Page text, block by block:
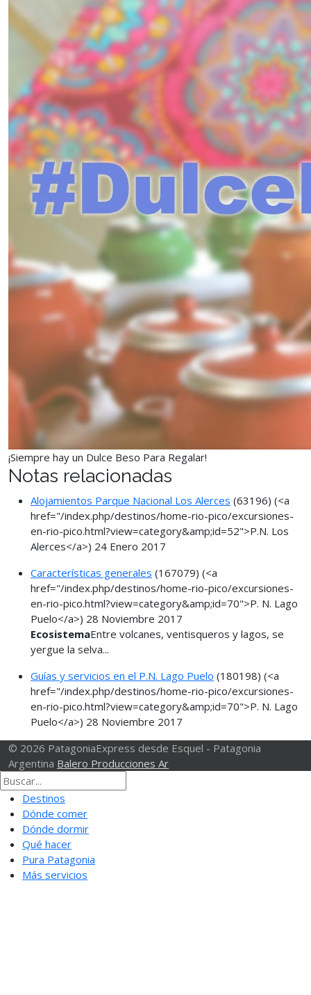
¡Siempre hay un Dulce Beso Para Regalar!
Notas relacionadas
Alojamientos Parque Nacional Los Alerces (63196) (<a
href="/index.php/destinos/home-rio-pico/excursiones-
en-rio-pico.html?view=category&amp;id=52">P.N. Los
Alerces</a>) 24 Enero 2017
Características generales (167079) (<a
href="/index.php/destinos/home-rio-pico/excursiones-
en-rio-pico.html?view=category&amp;id=70">P. N. Lago
Puelo</a>) 28 Noviembre 2017
EcosistemaEntre volcanes, ventisqueros y lagos, se
yergue la selva...
Guías y servicios en el P.N. Lago Puelo (180198) (<a
href="/index.php/destinos/home-rio-pico/excursiones-
en-rio-pico.html?view=category&amp;id=70">P. N. Lago
Puelo</a>) 28 Noviembre 2017
© 2026 PatagoniaExpress desde Esquel - Patagonia
Argentina Balero Producciones Ar
Destinos
Dónde comer
Dónde dormir
Qué hacer
Pura Patagonia
Más servicios